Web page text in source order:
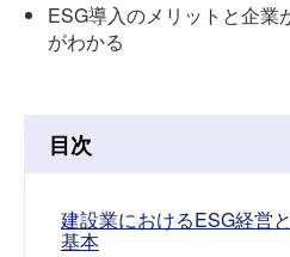
ESG導入のメリットと企業
がわかる
目次
建設業におけるESG経営
基本